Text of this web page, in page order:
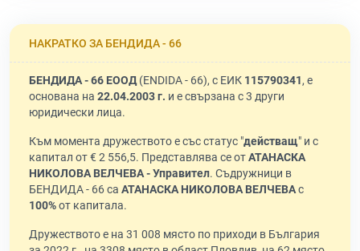
НАКРАТКО ЗА БЕНДИДА - 66
БЕНДИДА - 66 ЕООД(ENDIDA - 66), с ЕИК 115790341, е
основана на 22.04.2003 г. и е свързана с 3 други
юридически лица.
Към момента дружеството е със статус "действащ" и с
капитал от € 2 556,5. Представлява се отАТАНАСКА
НИКОЛОВА ВЕЛЧЕВА - Управител. Съдружници в
БЕНДИДА - 66 са АТАНАСКА НИКОЛОВА ВЕЛЧЕВАс
100%от капитала.
Дружеството е на 31 008 място по приходи в България